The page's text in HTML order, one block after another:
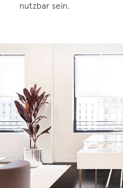
nutzbar sein.